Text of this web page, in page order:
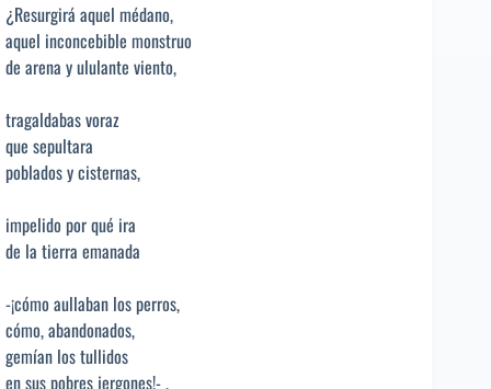
¿Resurgirá aquel médano,
aquel inconcebible monstruo
de arena y ululante viento,
tragaldabas voraz
que sepultara
poblados y cisternas,
impelido por qué ira
de la tierra emanada
-¡cómo aullaban los perros,
cómo, abandonados,
gemían los tullidos
en sus pobres jergones!- ,